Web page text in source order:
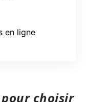
en ligne
choisir